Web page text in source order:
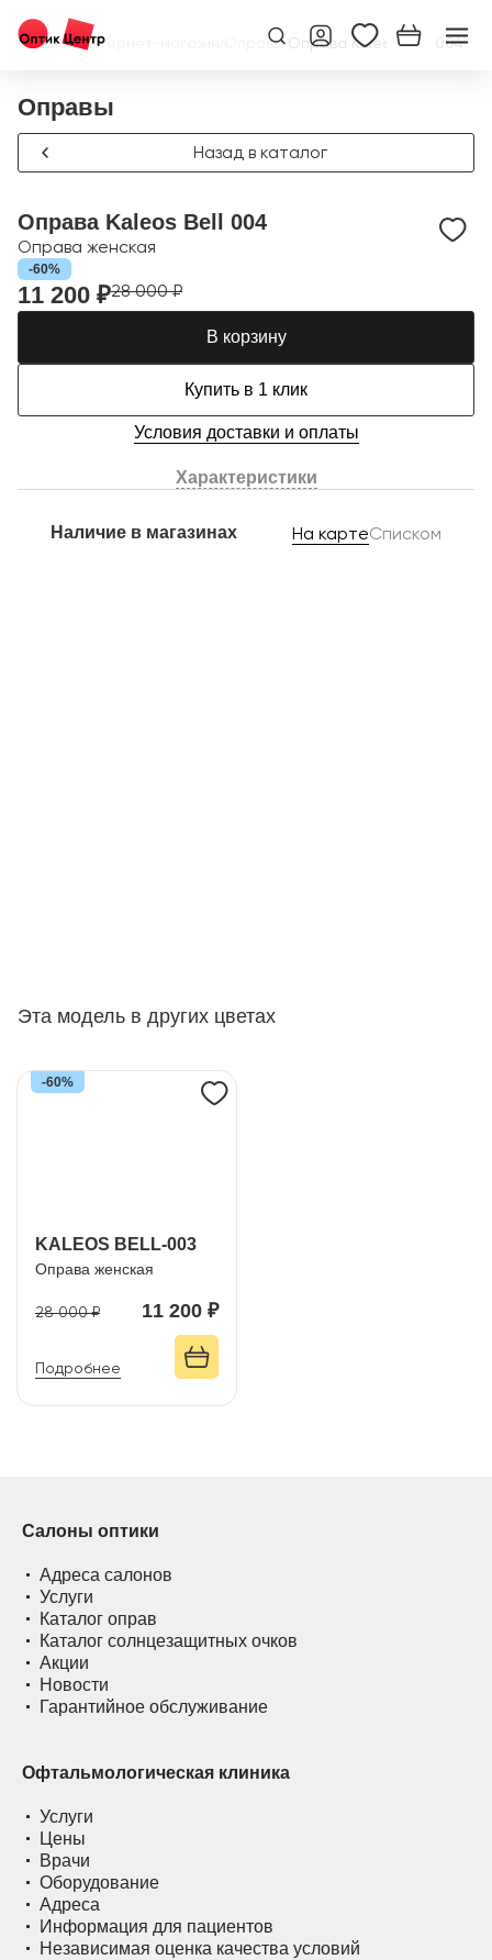
Главная/Интернет-магазин Оправы/Оправа Kaleos Bell 004
Оправы
Назад в каталог
Оправа Kaleos Bell 004
Оправа женская
-60%
11 200 ₽28 000 ₽
В корзину
Купить в 1 клик
Условия доставки и оплаты
Характеристики
Наличие в магазинах На картеСписком
Эта модель в других цветах
KALEOS BELL-003
Оправа женская
11 200 ₽
28 000 ₽
Подробнее
-60%
Салоны оптики
Адреса салонов
Услуги
Каталог оправ
Каталог солнцезащитных очков
Акции
Новости
Гарантийное обслуживание
Офтальмологическая клиника
Услуги
Цены
Врачи
Оборудование
Адреса
Информация для пациентов
Независимая оценка качества условий